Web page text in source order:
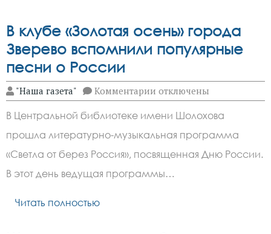
В клубе «Золотая осень» города
Зверево вспомнили популярные
песни о России
"Наша газета" Комментарии к
записи
клубе
«Золотая
осень»
города
Зверево
вспомнили
отключены
В Центральной библиотеке имени Шолохова
прошла литературно-музыкальная программа
«Светла от берез Россия», посвященная Дню России.
В этот день ведущая программы…
Читать полностью